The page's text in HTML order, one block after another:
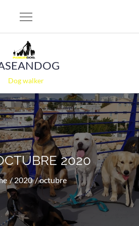
Dog walker
2020
2020 octubre